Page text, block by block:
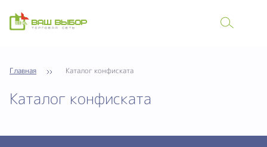
Главная Каталог конфиската
Каталог конфиската